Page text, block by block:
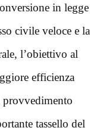
in legge
civile veloce e la
l’obiettivo al
efficienza
tassello del